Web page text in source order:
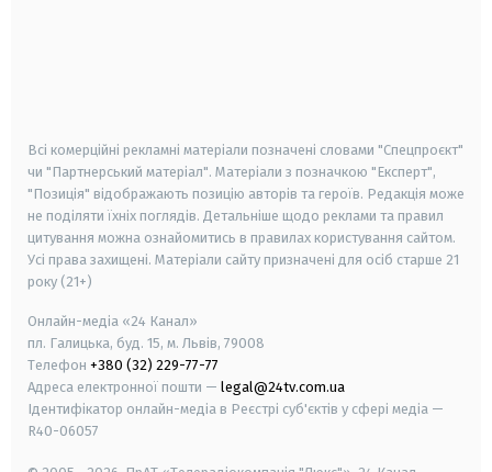
Всі комерційні рекламні матеріали позначені словами "Спецпроєкт"
чи "Партнерський матеріал". Матеріали з позначкою "Експерт",
"Позиція" відображають позицію авторів та героїв. Редакція може
не поділяти їхніх поглядів. Детальніше щодо реклами та правил
цитування можна ознайомитись в правилах користування сайтом.
Усі права захищені. Матеріали сайту призначені для осіб старше 21
року (21+)
Онлайн-медіа «24 Канал»
пл. Галицька, буд. 15, м. Львів, 79008
Телефон +380 (32) 229-77-77
Адреса електронної пошти — legal@24tv.com.ua
Ідентифікатор онлайн-медіа в Реєстрі суб'єктів у сфері медіа —
R40-06057